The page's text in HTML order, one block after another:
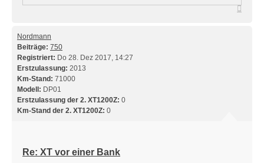
Nach
Nordmann
Beiträge: 750
Registriert: Do 28. Dez 2017, 14:27
Erstzulassung: 2013
Km-Stand: 71000
Modell: DP01
Erstzulassung der 2. XT1200Z: 0
Km-Stand der 2. XT1200Z: 0
Re: XT vor einer Bank